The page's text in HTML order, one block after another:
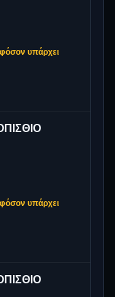
υπάρχει
υπάρχει